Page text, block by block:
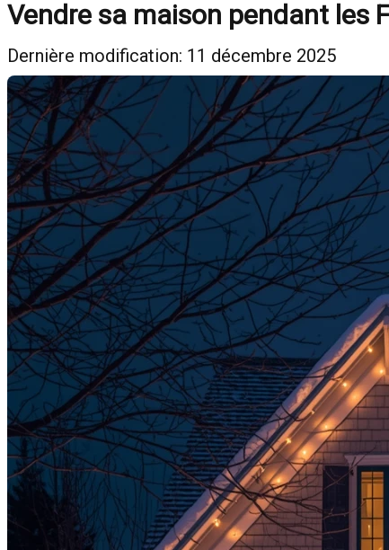
Vendre sa maison pendant les
Dernière modification: 11 décembre 2025